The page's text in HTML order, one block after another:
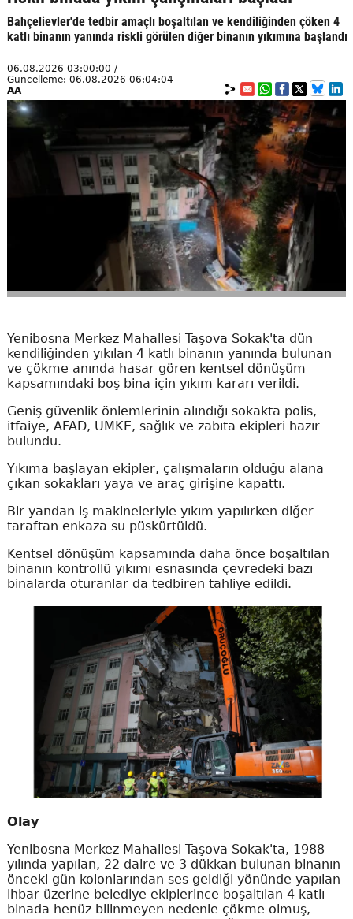
Bahçelievler'de tedbir amaçlı boşaltılan ve kendiliğinden çöken 4
katlı binanın yanında riskli görülen diğer binanın yıkımına başlandı
06.08.2026 03:00:00 /
Güncelleme: 06.08.2026 06:04:04
AA
Yenibosna Merkez Mahallesi Taşova Sokak'ta dün
kendiliğinden yıkılan 4 katlı binanın yanında bulunan
ve çökme anında hasar gören kentsel dönüşüm
kapsamındaki boş bina için yıkım kararı verildi.
Geniş güvenlik önlemlerinin alındığı sokakta polis,
itfaiye, AFAD, UMKE, sağlık ve zabıta ekipleri hazır
bulundu.
Yıkıma başlayan ekipler, çalışmaların olduğu alana
çıkan sokakları yaya ve araç girişine kapattı.
Bir yandan iş makineleriyle yıkım yapılırken diğer
taraftan enkaza su püskürtüldü.
Kentsel dönüşüm kapsamında daha önce boşaltılan
binanın kontrollü yıkımı esnasında çevredeki bazı
binalarda oturanlar da tedbiren tahliye edildi.
Olay
Yenibosna Merkez Mahallesi Taşova Sokak'ta, 1988
yılında yapılan, 22 daire ve 3 dükkan bulunan binanın
önceki gün kolonlarından ses geldiği yönünde yapılan
ihbar üzerine belediye ekiplerince boşaltılan 4 katlı
binada henüz bilinmeyen nedenle çökme olmuş,